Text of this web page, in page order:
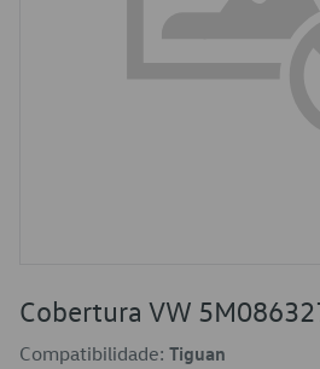
Cobertura VW
Compatibilidade: Tiguan